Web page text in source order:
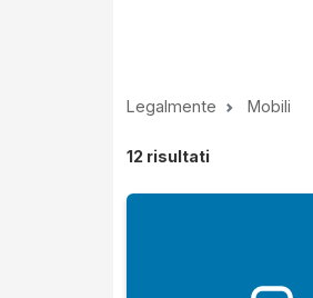
Legalmente Mobili
12 risultati